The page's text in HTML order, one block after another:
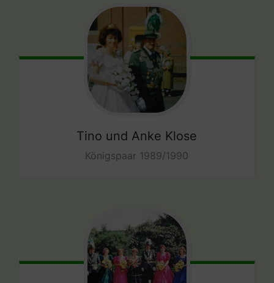
Tino und Anke Klose
Königspaar 1989/1990